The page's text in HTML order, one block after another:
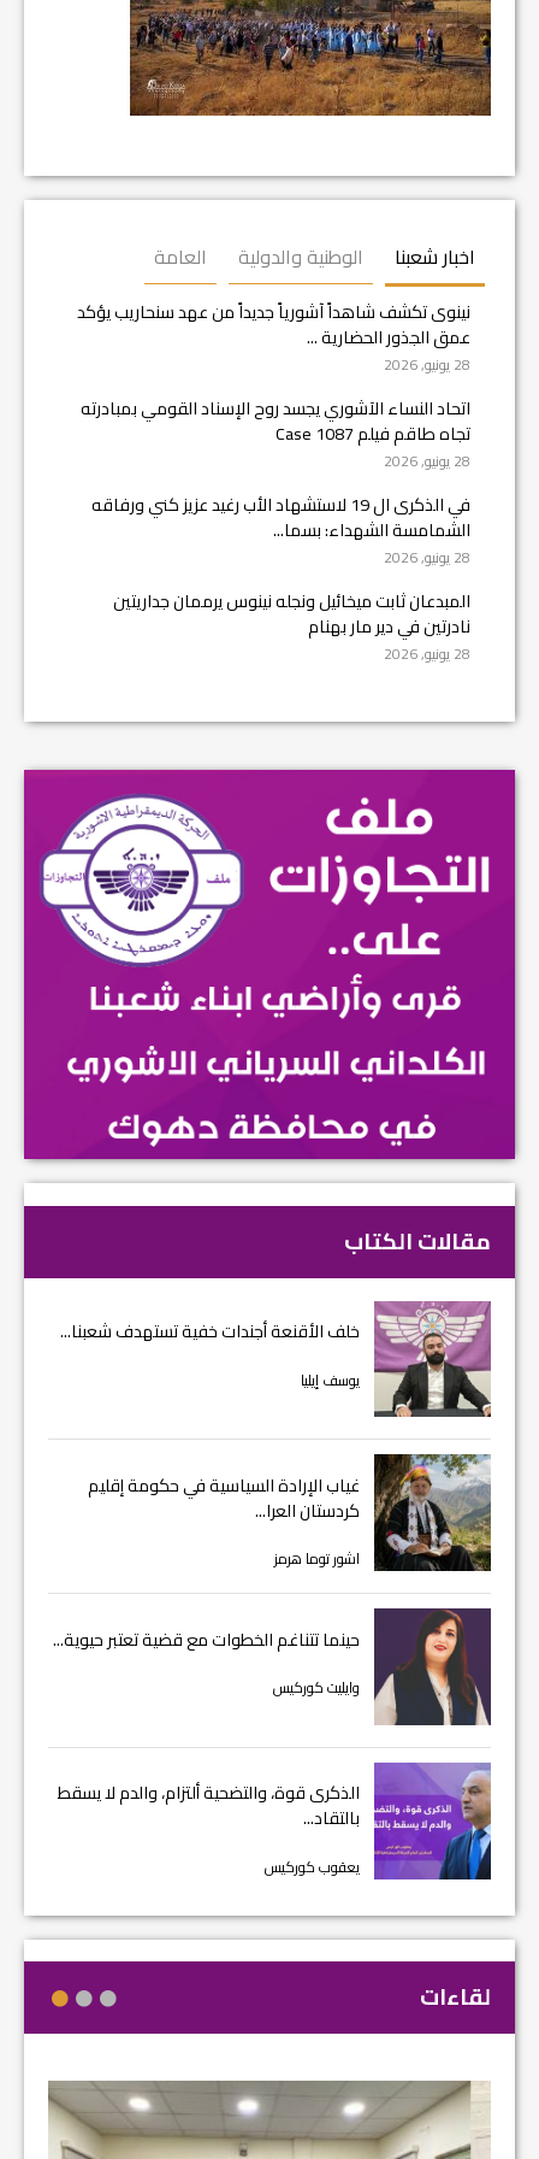
اخبار شعبنا الوطنية والدولية العامة
نينوى تكشف شاهداً آشورياً جديداً من عهد سنحاريب يؤكد
عمق الجذور الحضارية ...
28 يونيو, 2026
اتحاد النساء الآشوري يجسد روح الإسناد القومي بمبادرته
تجاه طاقم فيلم Case 1087
28 يونيو, 2026
في الذكرى ال 19 لاستشهاد الأب رغيد عزيز كني ورفاقه
الشمامسة الشهداء: بسما...
28 يونيو, 2026
المبدعان ثابت ميخائيل ونجله نينوس يرممان جداريتين
نادرتين في دير مار بهنام
28 يونيو, 2026
مقالات الكتاب
خلف الأقنعة أجندات خفية تستهدف شعبنا...
يوسف إيليا
غياب الإرادة السياسية في حكومة إقليم
كردستان العرا...
اشور توما هرمز
حينما تتناغم الخطوات مع قضية تعتبر حيوية...
وايليت كوركيس
الذكرى قوة، والتضحية ألتزام، والدم لا يسقط
بالتقاد...
يعقوب كوركيس
لقاءات